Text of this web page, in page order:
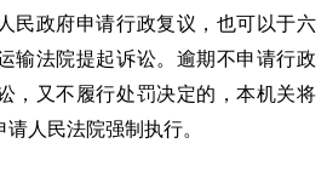
民政府申请行政复议，也可以于六
输法院提起诉讼。逾期不申请行政
，又不履行处罚决定的，本机关将
人民法院强制执行。